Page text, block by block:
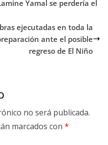
Yamal se perdería el
ejecutadas en toda la
ante el posible
regreso de El Niño
no será publicada.
marcados con *